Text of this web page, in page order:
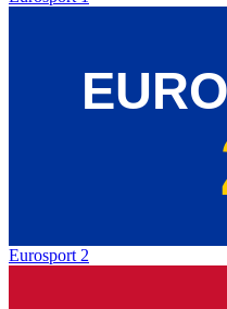
Eurosport 2